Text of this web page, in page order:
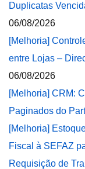
Duplicatas
06/08/2026
[Melhoria]
entre Lojas –
06/08/2026
[Melhoria] CRM:
Paginados do
[Melhoria]
Fiscal à SEFAZ
Requisição de